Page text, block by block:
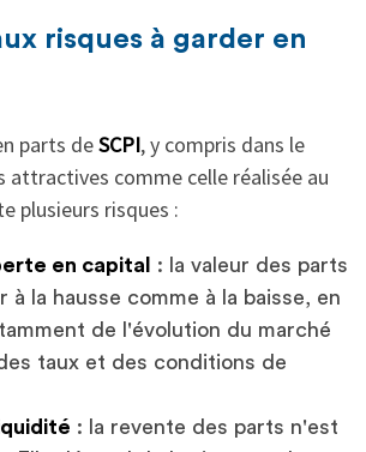
risques à garder en
parts deSCPI, y compris dans le
attractives comme celle réalisée au
plusieurs risques :
en capital
: la valeur des parts
à la hausse comme à la baisse, en
de l'évolution du marché
taux et des conditions de
: la revente des parts n'est